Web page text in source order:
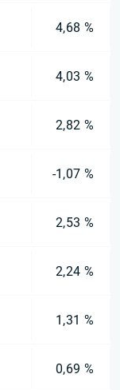
4,68 %
4,03 %
2,82 %
-1,07 %
2,53 %
2,24 %
1,31 %
0,69 %